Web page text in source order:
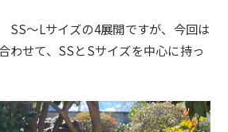
〜Lサイズの4展開ですが、今回は
わせて、SSとSサイズを中心に持っ